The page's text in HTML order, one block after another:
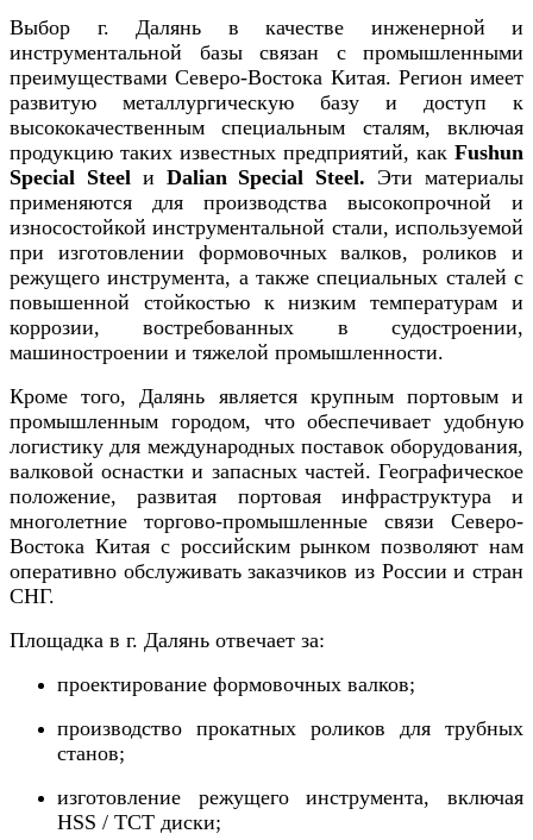
Выбор г. Далянь в качестве инженерной и
инструментальной базы связан с промышленными
преимуществами Северо-Востока Китая. Регион имеет
развитую металлургическую базу и доступ к
высококачественным специальным сталям, включая
продукцию таких известных предприятий, как Fushun
Special Steel и Dalian Special Steel. Эти материалы
применяются для производства высокопрочной и
износостойкой инструментальной стали, используемой
при изготовлении формовочных валков, роликов и
режущего инструмента, а также специальных сталей с
повышенной стойкостью к низким температурам и
коррозии, востребованных в судостроении,
машиностроении и тяжелой промышленности.
Кроме того, Далянь является крупным портовым и
промышленным городом, что обеспечивает удобную
логистику для международных поставок оборудования,
валковой оснастки и запасных частей. Географическое
положение, развитая портовая инфраструктура и
многолетние торгово-промышленные связи Северо-
Востока Китая с российским рынком позволяют нам
оперативно обслуживать заказчиков из России и стран
СНГ.
Площадка в г. Далянь отвечает за:
проектирование формовочных валков;
производство прокатных роликов для трубных
станов;
изготовление режущего инструмента, включая
HSS / TCT диски;